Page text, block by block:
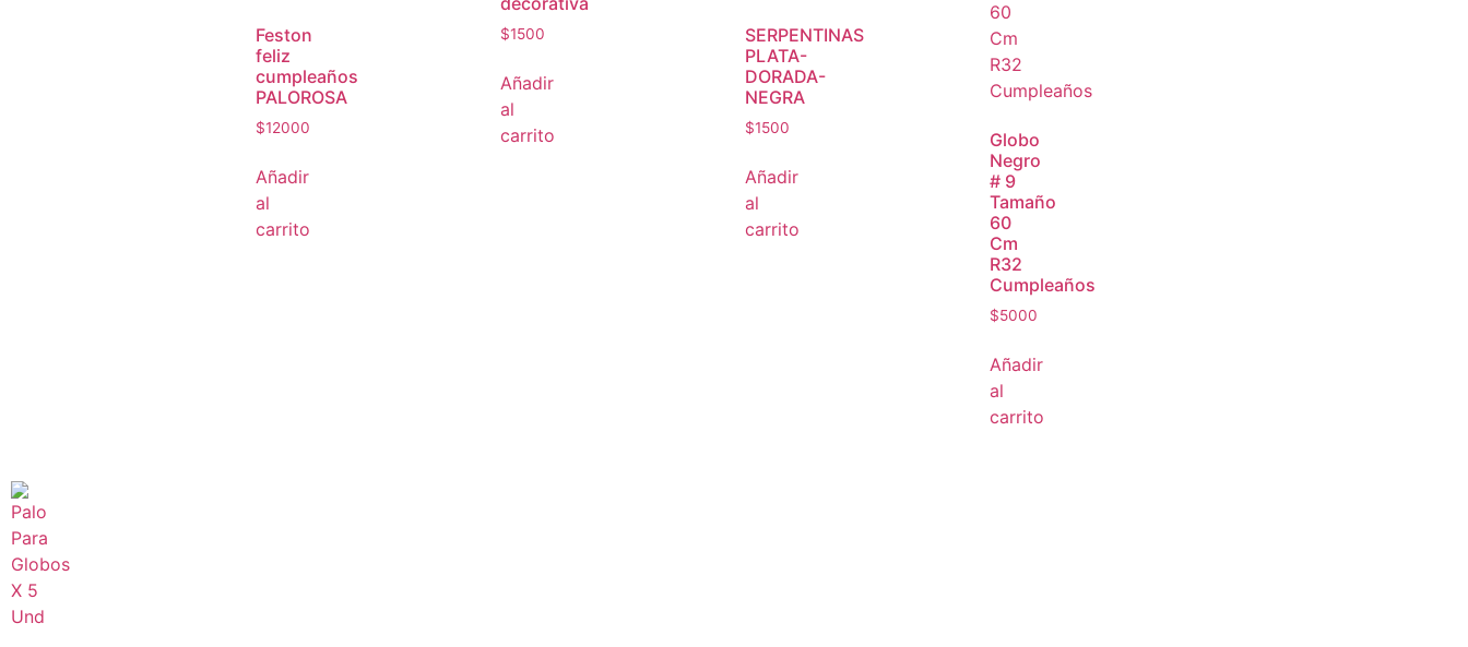
Feston
feliz
cumpleaños
PALOROSA
$12000
Añadir
al
carrito
$1500
Añadir
al
carrito
SERPENTINAS
PLATA-
DORADA-
NEGRA
$1500
Añadir
al
carrito
Globo
Negro
# 9
Tamaño
60
Cm
R32
Cumpleaños
$5000
Añadir
al
carrito